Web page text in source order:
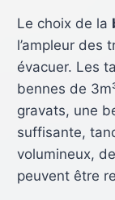
Le choix de la
l’ampleur des
évacuer. Les
bennes de
gravats, une
suffisante,
volumineux,
peuvent être